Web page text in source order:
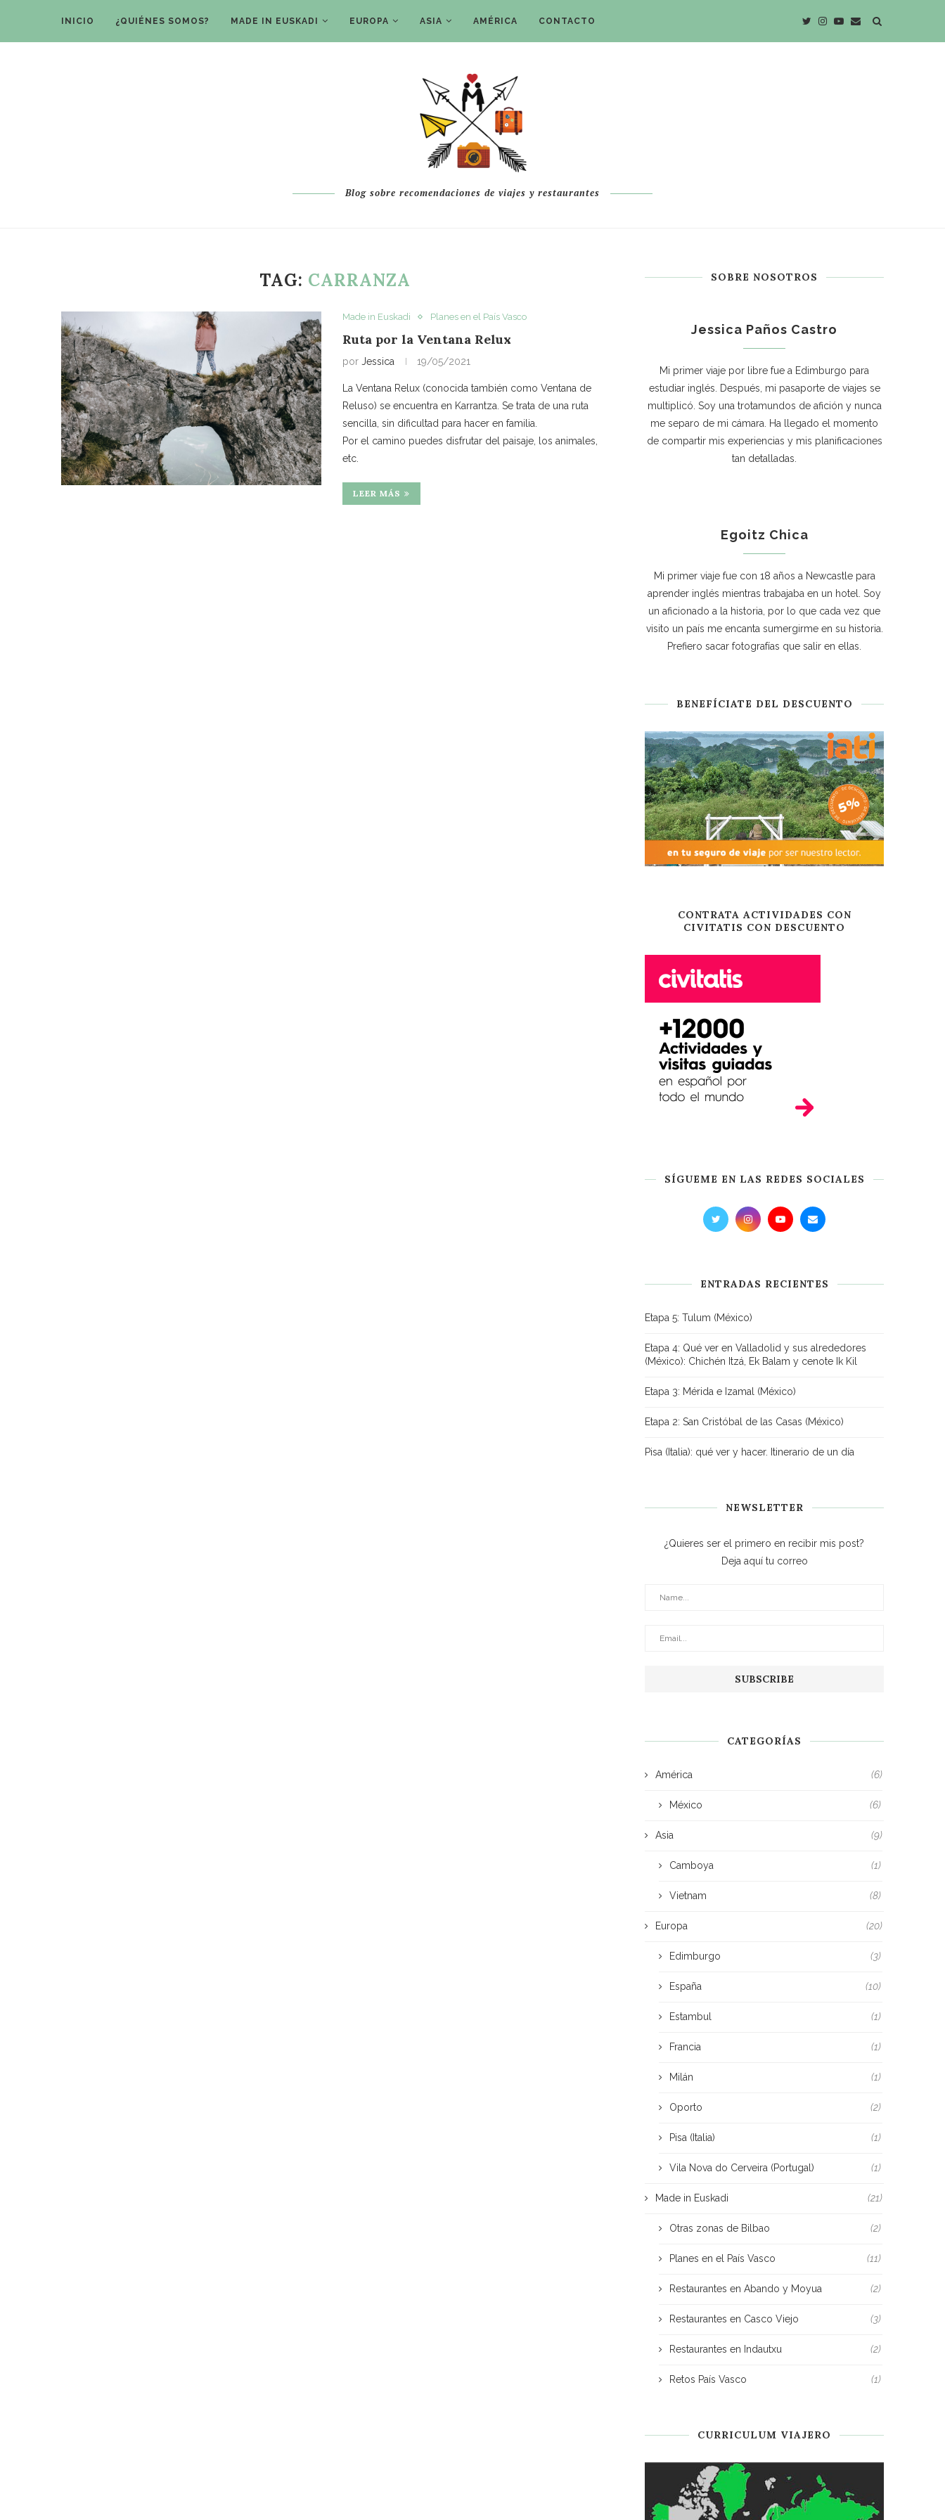
INICIO ¿QUIÉNES SOMOS? MADE IN EUSKADI EUROPA ASIA AMÉRICA CONTACTO
Blog sobre recomendaciones de viajes y restaurantes
TAG: CARRANZA
Made in Euskadi Planes en el País Vasco
Ruta por la Ventana Relux
por Jessica 19/05/2021
La Ventana Relux (conocida también como Ventana de
Reluso) se encuentra en Karrantza. Se trata de una ruta
sencilla, sin dificultad para hacer en familia.
Por el camino puedes disfrutar del paisaje, los animales,
etc.
LEER MÁS
SOBRE NOSOTROS
Jessica Paños Castro
Mi primer viaje por libre fue a Edimburgo para
estudiar inglés. Después, mi pasaporte de viajes se
multiplicó. Soy una trotamundos de afición y nunca
me separo de mi cámara. Ha llegado el momento
de compartir mis experiencias y mis planificaciones
tan detalladas.
Egoitz Chica
Mi primer viaje fue con 18 años a Newcastle para
aprender inglés mientras trabajaba en un hotel. Soy
un aficionado a la historia, por lo que cada vez que
visito un país me encanta sumergirme en su historia.
Prefiero sacar fotografías que salir en ellas.
BENEFÍCIATE DEL DESCUENTO
CONTRATA ACTIVIDADES CON
CIVITATIS CON DESCUENTO
SÍGUEME EN LAS REDES SOCIALES
ENTRADAS RECIENTES
Etapa 5: Tulum (México)
Etapa 4: Qué ver en Valladolid y sus alrededores
(México): Chichén Itzá, Ek Balam y cenote Ik Kil
Etapa 3: Mérida e Izamal (México)
Etapa 2: San Cristóbal de las Casas (México)
Pisa (Italia): qué ver y hacer. Itinerario de un día
NEWSLETTER
¿Quieres ser el primero en recibir mis post?
Deja aquí tu correo
CATEGORÍAS
América (6)
México (6)
Asia (9)
Camboya (1)
Vietnam (8)
Europa (20)
Edimburgo (3)
España (10)
Estambul (1)
Francia (1)
Milán (1)
Oporto (2)
Pisa (Italia) (1)
Vila Nova do Cerveira (Portugal) (1)
Made in Euskadi (21)
Otras zonas de Bilbao (2)
Planes en el País Vasco (11)
Restaurantes en Abando y Moyua (2)
Restaurantes en Casco Viejo (3)
Restaurantes en Indautxu (2)
Retos País Vasco (1)
CURRICULUM VIAJERO